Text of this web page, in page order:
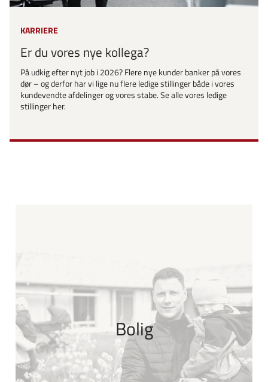
KARRIERE
Er du vores nye kollega?
På udkig efter nyt job i 2026? Flere nye kunder banker på vores
dør – og derfor har vi lige nu flere ledige stillinger både i vores
kundevendte afdelinger og vores stabe. Se alle vores ledige
stillinger her.
Bolig